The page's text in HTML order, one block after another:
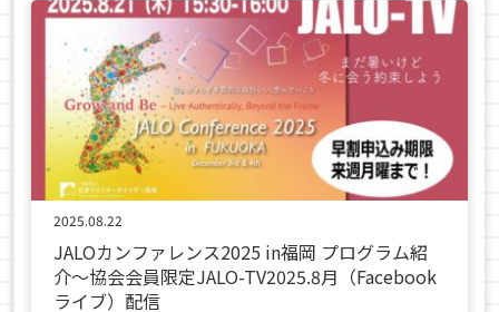
2025.08.22
JALOカンファレンス2025 in福岡 プログラム紹
介〜協会会員限定JALO-TV2025.8月（Facebook
ライブ）配信